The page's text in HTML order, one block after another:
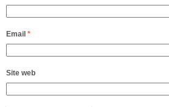
Email *
Site web